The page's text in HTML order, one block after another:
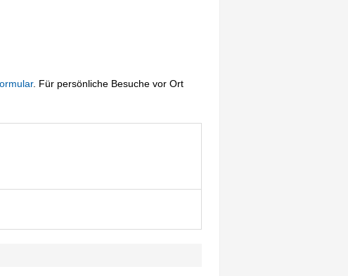
. Für persönliche Besuche vor Ort